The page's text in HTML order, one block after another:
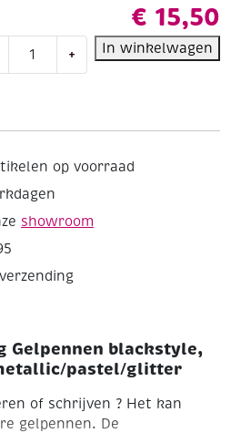
€ 15,50
+ In winkelwagen
op voorraad
showroom
Gelpennen blackstyle,
pastel/glitter
of schrijven ? Het kan
gelpennen. De